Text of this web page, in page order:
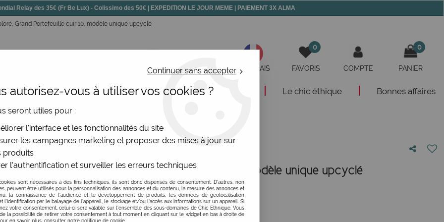
Relay des 35€ (Fr Be Lux) - Colissimo des 50€ | EXPEDITION LE JOUR MEME | PAIEMENT 3X ALMA
Grand Portefeuille cuir 10, modèle unique upcyclé
FRANÇAIS
0
FAVORIS COMPTE
0
PANIER
Chaussures Bijoux Nouveautés Le chic éthique Bonnes affaires
Grand Portefeuille cuir 10, modèle unique upcyclé
Grand Portefeuille cuir 10, modèle unique upcyclé
Soyez le premier à donner votre avis !
39,00 €TTC
Continuer sans accepter
autorisez-vous à utiliser vos cookies ?
seront utiles pour :
l'interface et les fonctionnalités du site
les campagnes marketing et proposer des mises à jour sur
produits
l'authentification et surveiller les erreurs techniques
sont nécessaires à des fins techniques, ils sont donc dispensés de consentement. D'autres, non
peuvent être utilisés pour la personnalisation des annonces et du contenu, la mesure des annonces et
la connaissance de l'audience et le développement de produits, les données de géolocalisation
l'identification par le balayage de l'appareil, le stockage et/ou l'accès aux informations sur un appareil. Si
votre consentement, celui-ci sera valable sur l’ensemble des sous-domaines de Chic Ethnique. Vous
la possibilité de retirer votre consentement à tout moment en cliquant sur le widget en bas à droite de
en savoir plus, consulter notre politique de cookie.